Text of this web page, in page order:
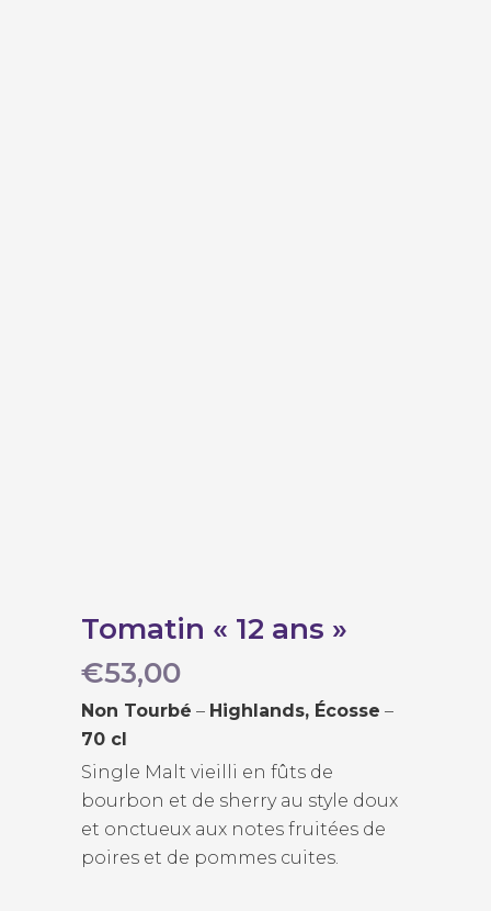
Tomatin « 12 ans »
€53,00
Non Tourbé – Highlands, Écosse –
70 cl
Single Malt vieilli en fûts de
bourbon et de sherry au style doux
et onctueux aux notes fruitées de
poires et de pommes cuites.